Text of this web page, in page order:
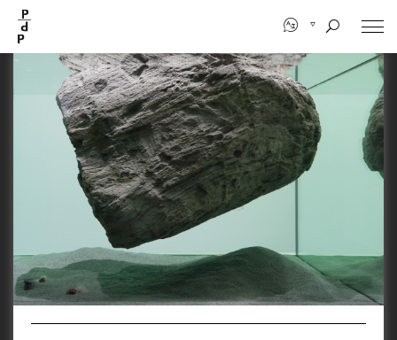
contenu
principal